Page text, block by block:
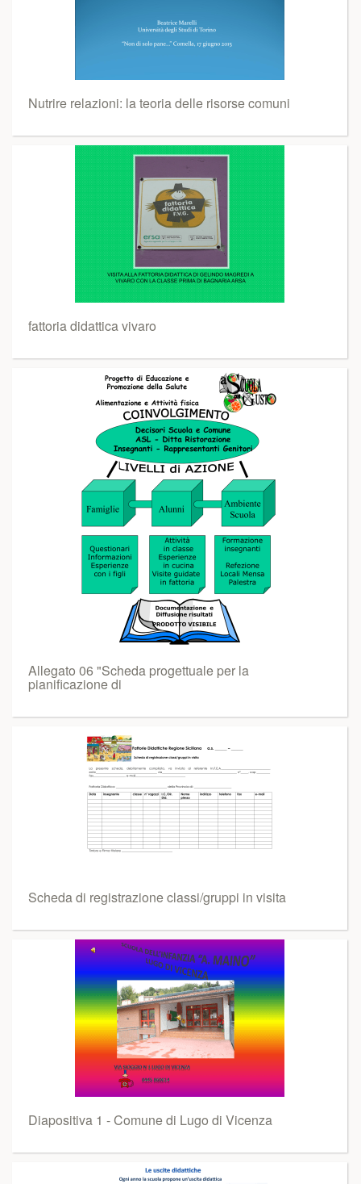
Nutrire relazioni: la teoria delle risorse comuni
fattoria didattica vivaro
Allegato 06 "Scheda progettuale per la
pianificazione di
Scheda di registrazione classi/gruppi in visita
Diapositiva 1 - Comune di Lugo di Vicenza